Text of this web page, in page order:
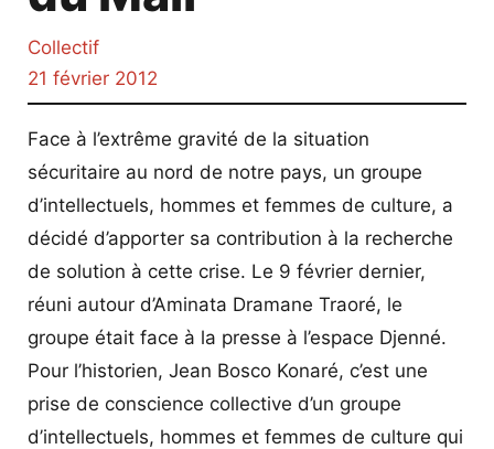
Collectif
21 février 2012
Face à l’extrême gravité de la situation
sécuritaire au nord de notre pays, un groupe
d’intellectuels, hommes et femmes de culture, a
décidé d’apporter sa contribution à la recherche
de solution à cette crise. Le 9 février dernier,
réuni autour d’Aminata Dramane Traoré, le
groupe était face à la presse à l’espace Djenné.
Pour l’historien, Jean Bosco Konaré, c’est une
prise de conscience collective d’un groupe
d’intellectuels, hommes et femmes de culture qui